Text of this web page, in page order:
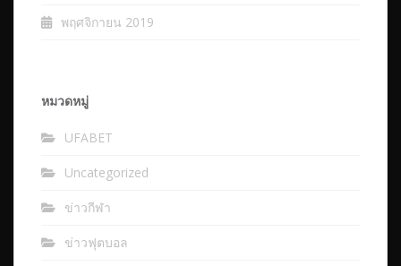
พฤศจิกายน 2019
หมวดหมู่
UFABET
Uncategorized
ข่าวกีฬา
ข่าวฟุตบอล